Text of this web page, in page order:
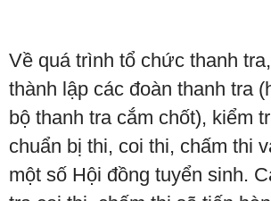
Về quá trình tổ chức thanh
thành lập các đoàn thanh tra
bộ thanh tra cắm chốt), kiểm
chuẩn bị thi, coi thi, chấm thi
một số Hội đồng tuyển sinh.